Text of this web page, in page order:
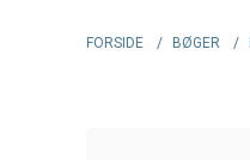
FORSIDE / BØGER /